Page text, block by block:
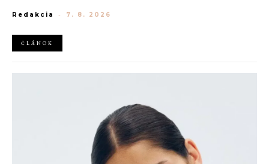
stojí stovky eur a čím si vyslúžila svoj kultový status?
Redakcia - 7. 8. 2026
ČLÁNOK